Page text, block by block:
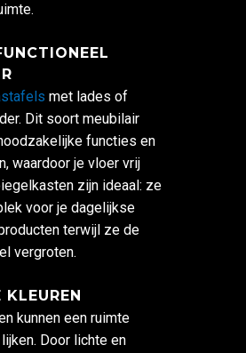
met lades of
Dit soort meubilair
functies en
waardoor je vloer vrij
zijn ideaal: ze
voor je dagelijkse
terwijl ze de
vergroten.
kunnen een ruimte
Door lichte en